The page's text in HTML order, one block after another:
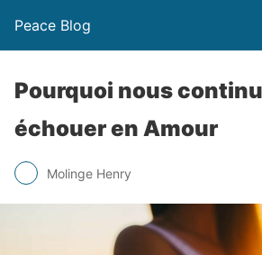
Peace Blog
Pourquoi nous
échouer en Amour
Molinge Henry